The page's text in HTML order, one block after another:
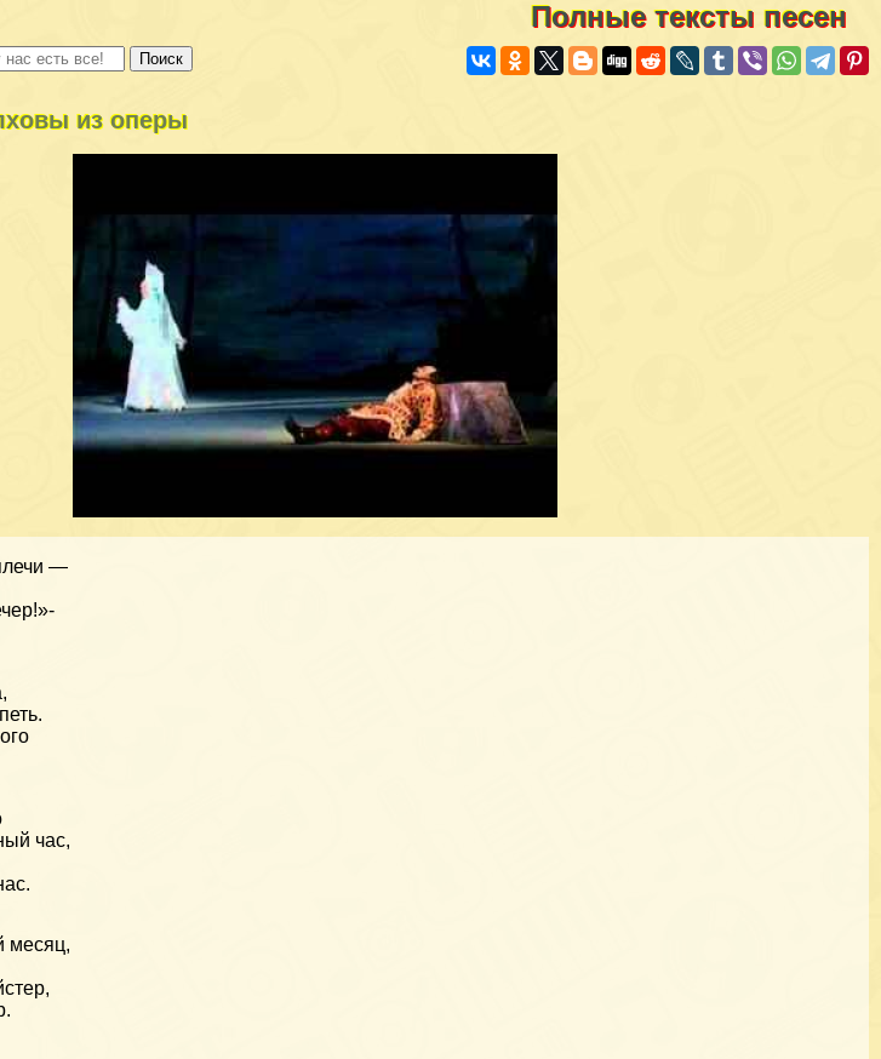
Полные тексты песен
из оперы
—
час,
месяц,